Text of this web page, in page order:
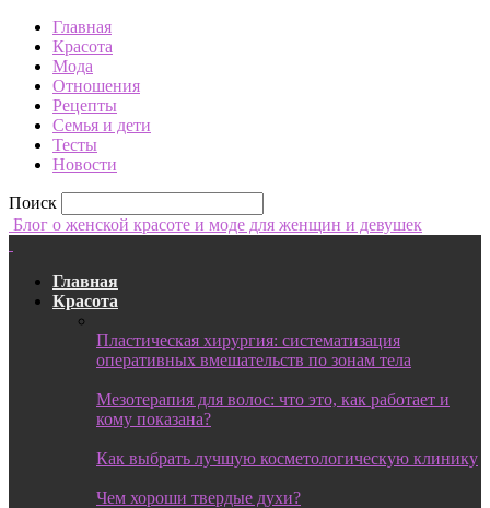
Главная
Красота
Мода
Отношения
Рецепты
Семья и дети
Тесты
Новости
Поиск
Блог о женской красоте и моде для женщин и девушек
Главная
Красота
Пластическая хирургия: систематизация
оперативных вмешательств по зонам тела
Мезотерапия для волос: что это, как работает и
кому показана?
Как выбрать лучшую косметологическую клинику
Чем хороши твердые духи?